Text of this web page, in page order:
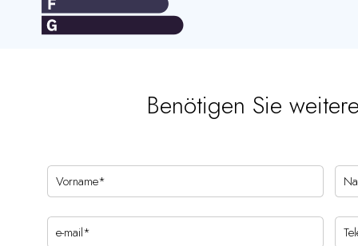
Benötigen Sie